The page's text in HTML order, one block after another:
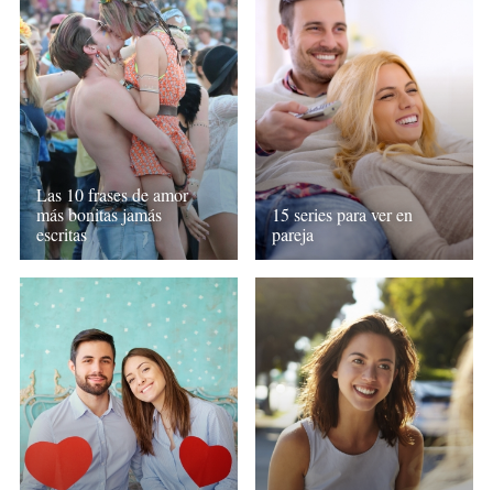
Las 10 frases de amor
más bonitas jamás
escritas
15 series para ver en
pareja